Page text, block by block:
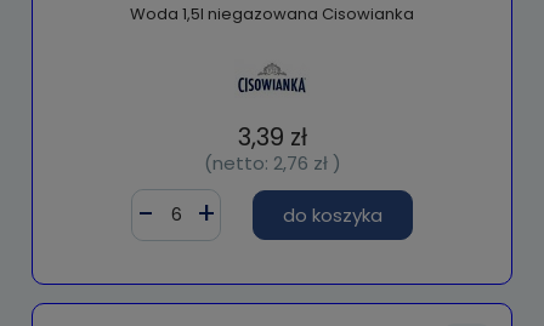
Woda 1,5l niegazowana Cisowianka
3,39 zł
(netto: 2,76 zł)
do koszyka